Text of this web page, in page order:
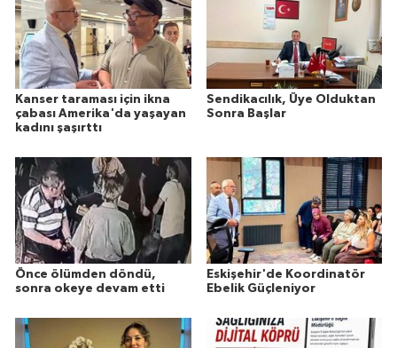
Kanser taraması için ikna
çabası Amerika'da yaşayan
kadını şaşırttı
Sendikacılık, Üye Olduktan
Sonra Başlar
Önce ölümden döndü,
sonra okeye devam etti
Eskişehir'de Koordinatör
Ebelik Güçleniyor